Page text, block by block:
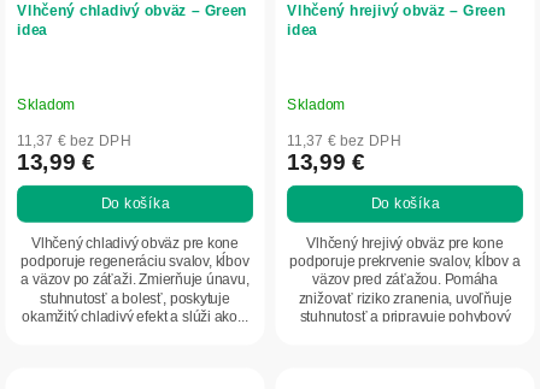
Vlhčený chladivý obväz – Green
idea
Skladom
11,37 € bez DPH
13,99 €
Do košíka
Vlhčený chladivý obväz pre kone
podporuje regeneráciu svalov, kĺbov
a väzov po záťaži. Zmierňuje únavu,
stuhnutosť a bolesť, poskytuje
okamžitý chladivý efekt a slúži ako...
Vlhčený hrejivý obväz – Green
idea
Skladom
11,37 € bez DPH
13,99 €
Do košíka
Vlhčený hrejivý obväz pre kone
podporuje prekrvenie svalov, kĺbov a
väzov pred záťažou. Pomáha
znižovať riziko zranenia, uvoľňuje
stuhnutosť a pripravuje pohybový